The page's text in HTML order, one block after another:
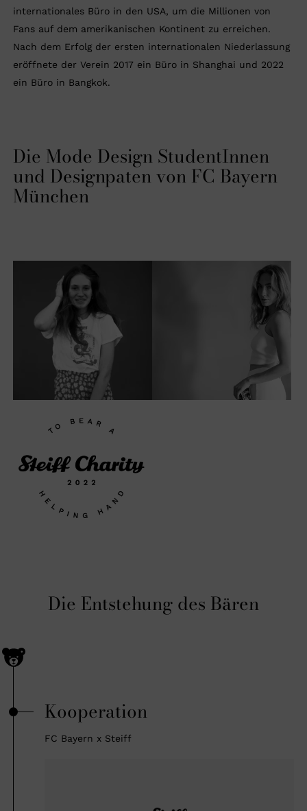
internationales Büro in den USA, um die Millionen von
Fans auf dem amerikanischen Kontinent zu erreichen.
Nach dem Erfolg der ersten internationalen Niederlassung
eröffnete der Verein 2017 ein Büro in Shanghai und 2022
ein Büro in Bangkok.
Die Mode Design StudentInnen
und Designpaten von FC Bayern
München
Die Entstehung des Bären
Kooperation
FC Bayern x Steiff